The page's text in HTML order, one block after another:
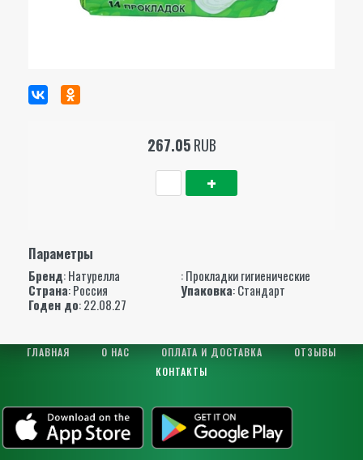
267.05 RUB
Параметры
Бренд:Натурелла
: Прокладки гигиенические
Страна: Россия Упаковка: Стандарт
Годен до: 22.08.27
ГЛАВНАЯ О НАС ОПЛАТА И ДОСТАВКА
ОТЗЫВЫ
КОНТАКТЫ